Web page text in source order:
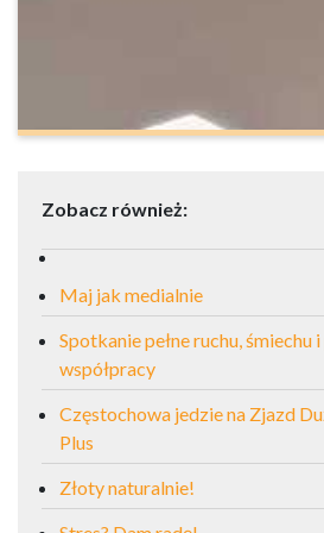
Zobacz również:
Maj jak medialnie
Spotkanie pełne ruchu, śmiechu
współpracy
Częstochowa jedzie na Zjazd
Plus
Złoty naturalnie!